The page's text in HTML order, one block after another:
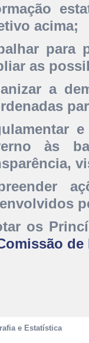
acima;
para
as
a
às
os
de
e Estatística